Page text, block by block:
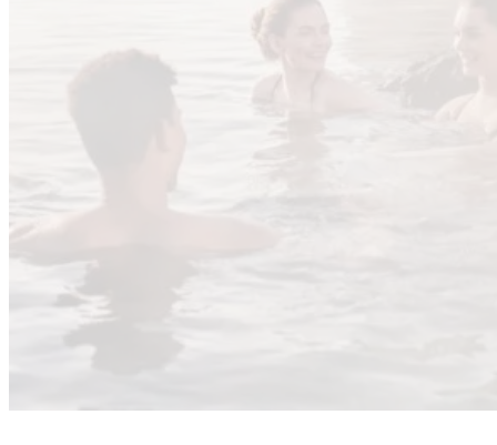
IJsland, Faeröer Eilanden &
Denemarken
Veerboot-